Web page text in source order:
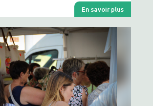
En savoir plus